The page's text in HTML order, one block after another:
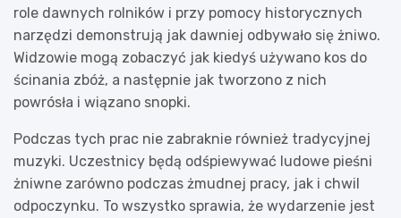
role dawnych rolników i przy pomocy historycznych
narzędzi demonstrują jak dawniej odbywało się żniwo.
Widzowie mogą zobaczyć jak kiedyś używano kos do
ścinania zbóż, a następnie jak tworzono z nich
powrósła i wiązano snopki.
Podczas tych prac nie zabraknie również tradycyjnej
muzyki. Uczestnicy będą odśpiewywać ludowe pieśni
żniwne zarówno podczas żmudnej pracy, jak i chwil
odpoczynku. To wszystko sprawia, że wydarzenie jest